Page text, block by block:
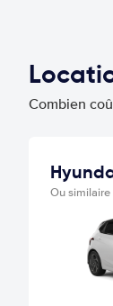
Combien
Ou similaire